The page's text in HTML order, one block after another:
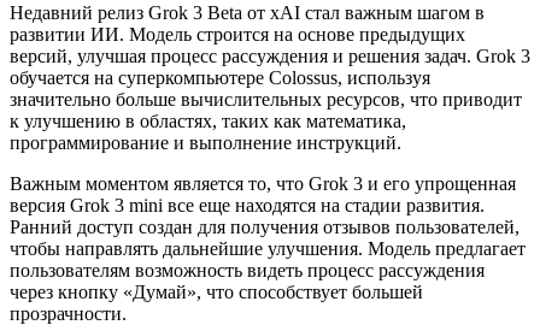
Недавний релиз Grok 3 Beta от xAI стал важным шагом в
развитии ИИ. Модель строится на основе предыдущих
версий, улучшая процесс рассуждения и решения задач. Grok 3
обучается на суперкомпьютере Colossus, используя
значительно больше вычислительных ресурсов, что приводит
к улучшению в областях, таких как математика,
программирование и выполнение инструкций.
Важным моментом является то, что Grok 3 и его упрощенная
версия Grok 3 mini все еще находятся на стадии развития.
Ранний доступ создан для получения отзывов пользователей,
чтобы направлять дальнейшие улучшения. Модель предлагает
пользователям возможность видеть процесс рассуждения
через кнопку «Думай», что способствует большей
прозрачности.